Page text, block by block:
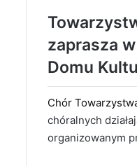
zaprasza
Domu
Chór
chóralnych
organizowanym